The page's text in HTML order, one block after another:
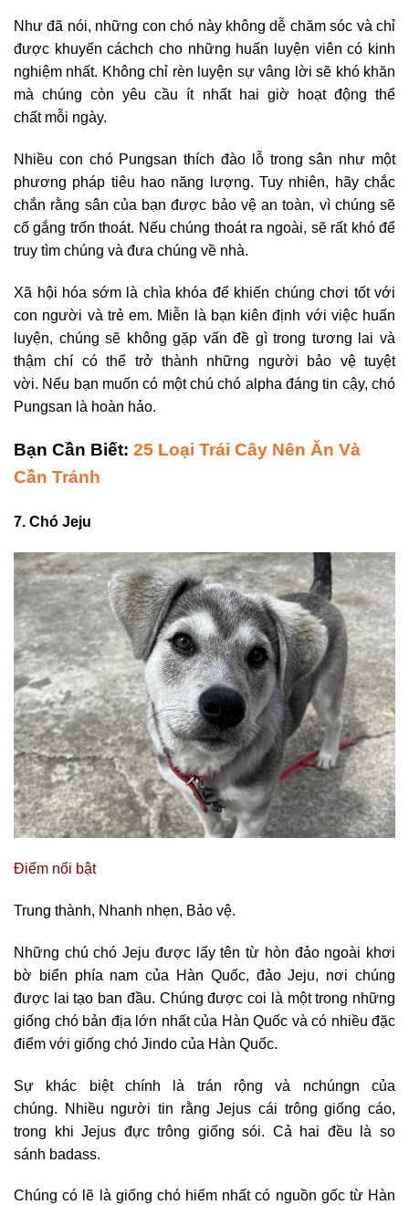
Như đã nói, những con chó này không dễ chăm sóc và chỉ
được khuyến cáchch cho những huấn luyện viên có kinh
nghiệm nhất. Không chỉ rèn luyện sự vâng lời sẽ khó khăn
mà chúng còn yêu cầu ít nhất hai giờ hoạt động thể
chất mỗi ngày.
Nhiều con chó Pungsan thích đào lỗ trong sân như một
phương pháp tiêu hao năng lượng. Tuy nhiên, hãy chắc
chắn rằng sân của bạn được bảo vệ an toàn, vì chúng sẽ
cố gắng trốn thoát. Nếu chúng thoát ra ngoài, sẽ rất khó để
truy tìm chúng và đưa chúng về nhà.
Xã hội hóa sớm là chìa khóa để khiến chúng chơi tốt với
con người và trẻ em. Miễn là bạn kiên định với việc huấn
luyện, chúng sẽ không gặp vấn đề gì trong tương lai và
thậm chí có thể trở thành những người bảo vệ tuyệt
vời. Nếu bạn muốn có một chú chó alpha đáng tin cậy, chó
Pungsan là hoàn hảo.
Bạn Cần Biết: 25 Loại Trái Cây Nên Ăn Và
Cần Tránh
7. Chó Jeju
Điểm nổi bật
Trung thành, Nhanh nhẹn, Bảo vệ.
Những chú chó Jeju được lấy tên từ hòn đảo ngoài khơi
bờ biển phía nam của Hàn Quốc, đảo Jeju, nơi chúng
được lai tạo ban đầu. Chúng được coi là một trong những
giống chó bản địa lớn nhất của Hàn Quốc và có nhiều đặc
điểm với giống chó Jindo của Hàn Quốc.
Sự khác biệt chính là trán rộng và nchúngn của
chúng. Nhiều người tin rằng Jejus cái trông giống cáo,
trong khi Jejus đực trông giống sói. Cả hai đều là so
sánh badass.
Chúng có lẽ là giống chó hiếm nhất có nguồn gốc từ Hàn